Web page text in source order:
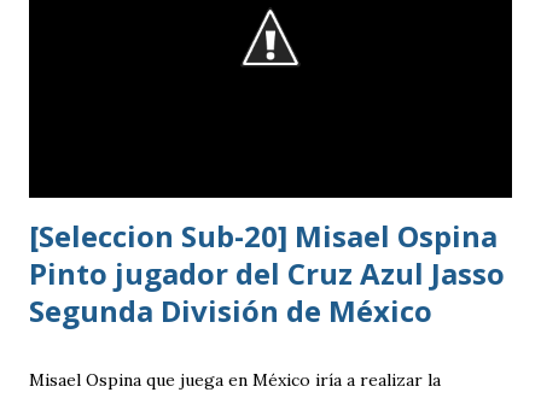
rama masculina, la cual comenzó su recorrido en la Segunda
División antes de conseguir el ascenso a la máxima
[Seleccion Sub-20] Misael Ospina
Pinto jugador del Cruz Azul Jasso
Segunda División de México
Misael Ospina que juega en México iría a realizar la